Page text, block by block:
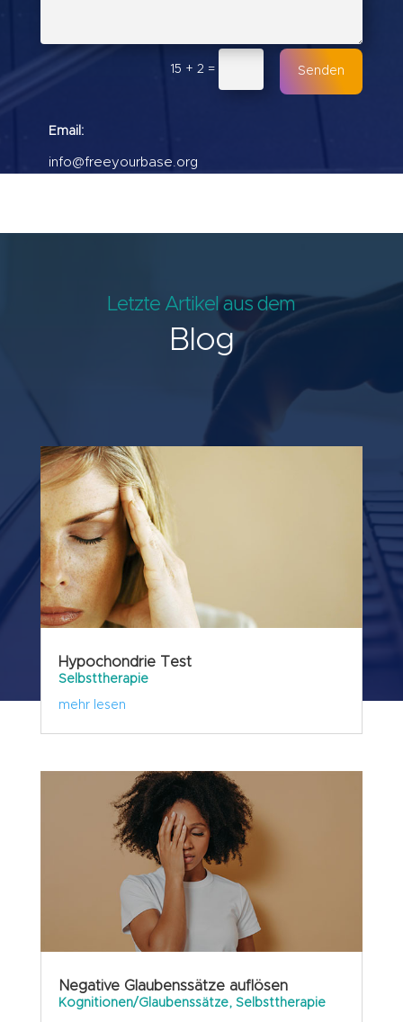
15 + 2 = Senden
Email:
info@freeyourbase.org
Letzte Artikel aus dem
Blog
Hypochondrie Test
Selbsttherapie
mehr lesen
Negative Glaubenssätze auflösen
Kognitionen/Glaubenssätze, Selbsttherapie